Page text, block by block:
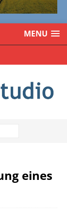
MENU
eines